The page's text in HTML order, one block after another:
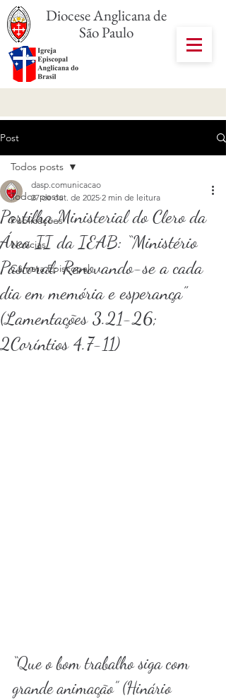
Diocese Anglicana de
São Paulo
Post
Todos posts
Publicações
Notícias
Câmara Episcopal
Todos posts
Partilha Ministerial do Clero da
Área II da IEAB: “Ministério
Pastoral: Renovando-se a cada
dia em memória e esperança”
(Lamentações 3.21-26;
2Coríntios 4.7-11)
dasp.comunicacao
27 de out. de 2025 2 min de leitura
“Que o bom trabalho siga com
grande animação” (Hinário